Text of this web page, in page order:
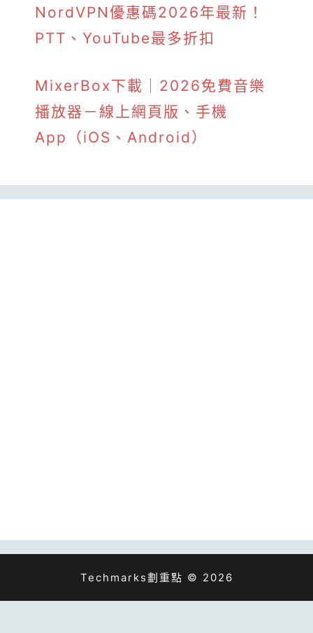
NordVPN優惠碼2026年最新！
PTT、YouTube最多折扣
MixerBox下載｜2026免費音樂
播放器－線上網頁版、手機
App（iOS、Android）
Techmarks劃重點 © 2026